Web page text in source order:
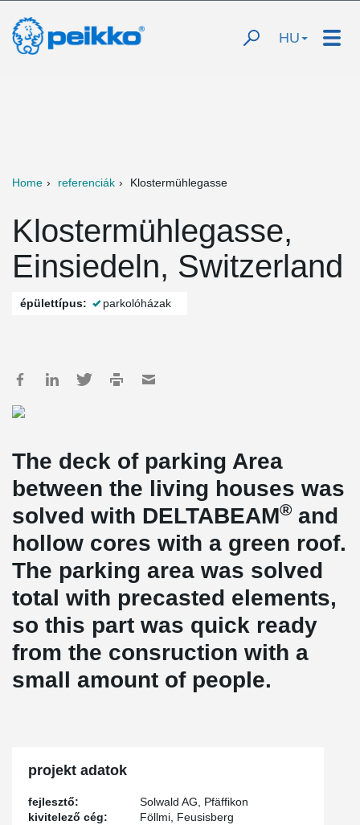
HU
Home referenciák Klostermühlegasse
Klostermühlegasse,
Einsiedeln, Switzerland
épülettípus: parkolóházak
The deck of parking Area
between the living houses was
solved with DELTABEAM® and
hollow cores with a green roof.
The parking area was solved
total with precasted elements,
so this part was quick ready
from the consruction with a
small amount of people.
projekt adatok
fejlesztő:
Solwald AG, Pfäffikon
kivitelező cég:
Föllmi, Feusisberg